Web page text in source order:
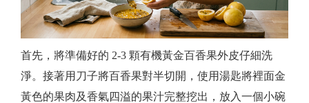
首先，將準備好的 2-3 顆有機黃金百香果外皮仔細洗
淨。接著用刀子將百香果對半切開，使用湯匙將裡面金
黃色的果肉及香氣四溢的果汁完整挖出，放入一個小碗